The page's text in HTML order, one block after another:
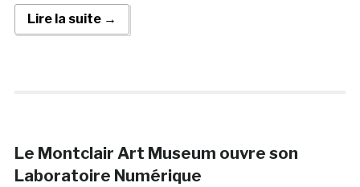
Lire la suite →
Le Montclair Art Museum ouvre son
Laboratoire Numérique